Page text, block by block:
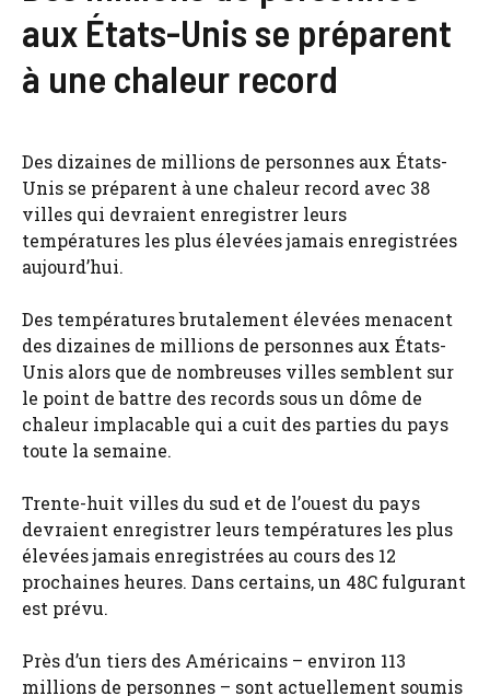
aux États-Unis se préparent
à une chaleur record
Des dizaines de millions de personnes aux États-
Unis se préparent à une chaleur record avec 38
villes qui devraient enregistrer leurs
températures les plus élevées jamais enregistrées
aujourd’hui.
Des températures brutalement élevées menacent
des dizaines de millions de personnes aux États-
Unis alors que de nombreuses villes semblent sur
le point de battre des records sous un dôme de
chaleur implacable qui a cuit des parties du pays
toute la semaine.
Trente-huit villes du sud et de l’ouest du pays
devraient enregistrer leurs températures les plus
élevées jamais enregistrées au cours des 12
prochaines heures. Dans certains, un 48C fulgurant
est prévu.
Près d’un tiers des Américains – environ 113
millions de personnes – sont actuellement soumis